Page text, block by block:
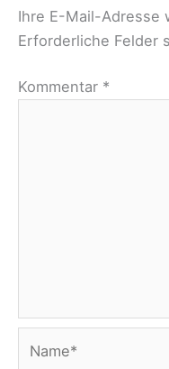
Ihre E-Mail-Adresse
Erforderliche Felder
Kommentar *